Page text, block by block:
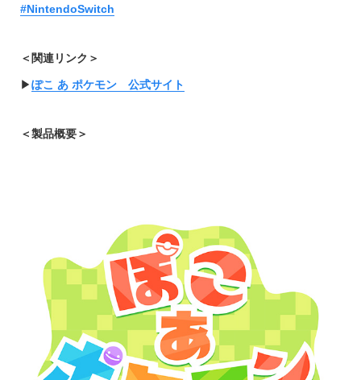
#NintendoSwitch
＜関連リンク＞
▶︎ぽこ あ ポケモン 公式サイト
＜製品概要＞